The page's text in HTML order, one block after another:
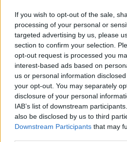
If you wish to opt-out of the sale,
processing of your personal or
targeted advertising by us, please
section to confirm your selection.
opt-out request is processed you
interest-based ads based on
us or personal information
your opt-out. You may separately
disclosure of your personal
IAB’s list of downstream
also be disclosed by us to third
Downstream Participants that may
Deti odrástli, rodičia majú
seba. V novom dome je
návštevy vnúčat
V dome v lese vyriešili
majitelia v ňom majú dosť
spoločný čas
Kedysi boli veľkým
vyhnite. Týchto 7 vecí robí
zastaralou